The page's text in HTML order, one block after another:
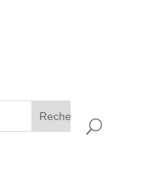
Rechercher